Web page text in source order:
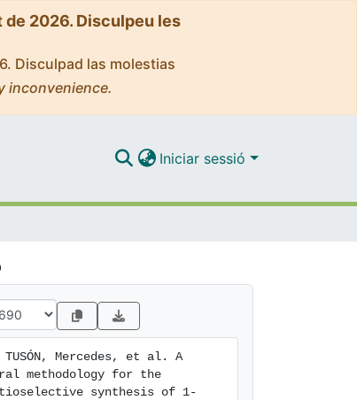
2026. Disculpeu les
Disculpad las molestias
inconvenience.
Iniciar sessió
TUSÓN, Mercedes, et al. A
methodology for the
synthesis of 1-